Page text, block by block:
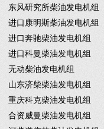
东风研究所柴油发电机组
进口康明斯柴油发电机组
进口奔驰柴油发电机组
进口科曼柴油发电机组
无动柴油发电机组
山东济柴柴油发电机组
重庆科克柴油发电机组
合资威曼柴油发电机组